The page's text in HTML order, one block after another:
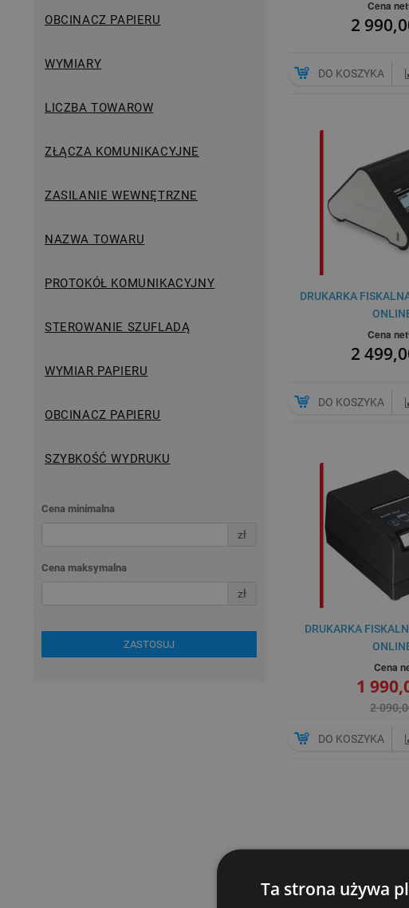
OBCINACZ PAPIERU
WYMIARY
LICZBA TOWAROW
ZŁĄCZA KOMUNIKACYJNE
ZASILANIE WEWNĘTRZNE
NAZWA TOWARU
PROTOKÓŁ KOMUNIKACYJNY
STEROWANIE SZUFLADĄ
WYMIAR PAPIERU
OBCINACZ PAPIERU
SZYBKOŚĆ WYDRUKU
Cena minimalna
zł
Cena maksymalna
zł
ZASTOSUJ
Cena
2
DO KOSZYKA
DRUKARKA
Cena
2
DO KOSZYKA
DRUKARKA
Cena
1
2
DO KOSZYKA
Prowadzenie
prawni i inne osoby
kluczowy jest wybór
Ta strona używa